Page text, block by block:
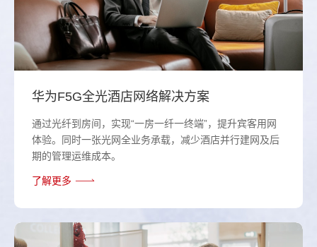
华为F5G全光酒店网络解决方案
通过光纤到房间，实现“一房一纤一终端”，提升宾客用网
体验。同时一张光网全业务承载，减少酒店并行建网及后
期的管理运维成本。
了解更多